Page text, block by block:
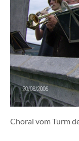
Choral vom Turm